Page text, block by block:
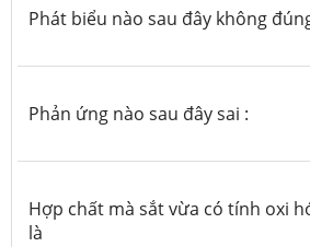
Phát biểu nào sau đây không
Phản ứng nào sau đây sai :
Hợp chất mà sắt vừa có tính oxi
là